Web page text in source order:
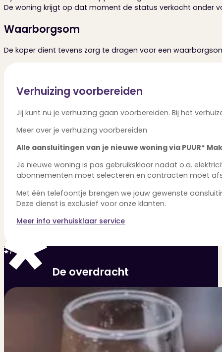
De woning krijgt op dat moment de status verkocht onder
Waarborgsom
De koper dient tevens zorg te dragen voor een
Verhuizing voorbereiden
Jij kunt nu je verhuizing gaan voorbereiden. Bij het
Meer over je verhuizing voorbereiden
Alle aansluitingen van je nieuwe woning via PUUR*
Je nieuwe woning is pas gebruiksklaar nadat o.a.
abonnementen moet selecteren en contracten moet
Met één telefoontje brengen we jouw gewenste
Deze dienst is exclusief voor onze klanten.
Meer info verhuisklaar service
7
De overdracht